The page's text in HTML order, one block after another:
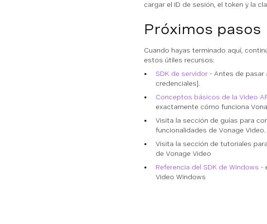
cargar el ID de sesión, el token y la
Próximos pasos
Cuando hayas terminado aquí,
estos útiles recursos:
SDK de servidor - Antes de pasar
credenciales].
Conceptos básicos de la Video
exactamente cómo funciona
Visita la sección de guías para
funcionalidades de Vonage Video.
Visita la sección de tutoriales
de Vonage Video
Referencia del SDK de Windows -
Video Windows